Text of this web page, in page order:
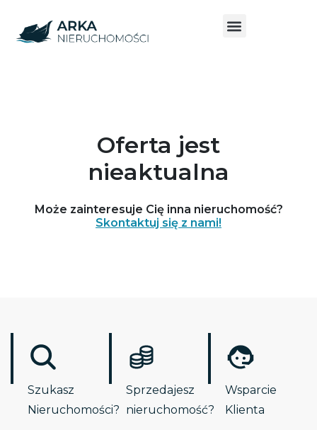
Oferta jest
nieaktualna
Może zainteresuje Cię inna nieruchomość?
Skontaktuj się z nami!
Szukasz
Nieruchomości?
Sprzedajesz
nieruchomość?
Wsparcie
Klienta